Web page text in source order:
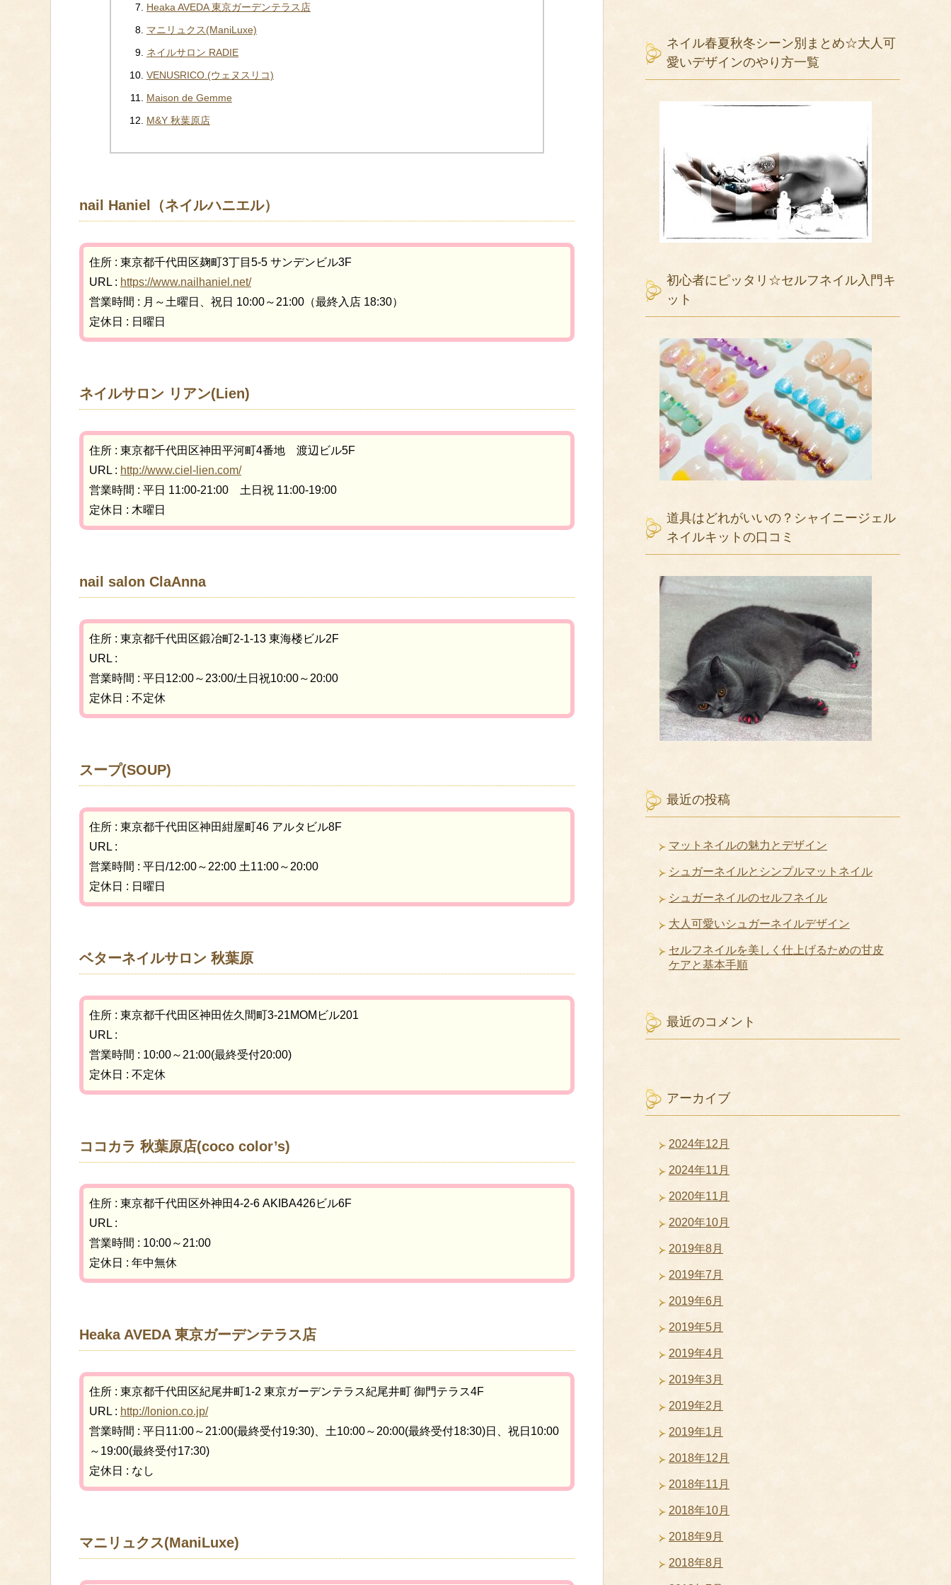
Heaka AVEDA 東京ガーデンテラス店
マニリュクス(ManiLuxe)
ネイルサロン RADIE
VENUSRICO.(ウェヌスリコ)
Maison de Gemme
M&Y 秋葉原店
nail Haniel（ネイルハニエル）
住所 : 東京都千代田区麹町3丁目5-5 サンデンビル3F
URL : https://www.nailhaniel.net/
営業時間 : 月～土曜日、祝日 10:00～21:00（最終入店 18:30）
定休日 : 日曜日
ネイルサロン リアン(Lien)
住所 : 東京都千代田区神田平河町4番地 渡辺ビル5F
URL : http://www.ciel-lien.com/
営業時間 : 平日 11:00-21:00 土日祝 11:00-19:00
定休日 : 木曜日
nail salon ClaAnna
住所 : 東京都千代田区鍛冶町2-1-13 東海楼ビル2F
URL :
営業時間 : 平日12:00～23:00/土日祝10:00～20:00
定休日 : 不定休
スープ(SOUP)
住所 : 東京都千代田区神田紺屋町46 アルタビル8F
URL :
営業時間 : 平日/12:00～22:00 土11:00～20:00
定休日 : 日曜日
ベターネイルサロン 秋葉原
住所 : 東京都千代田区神田佐久間町3-21MOMビル201
URL :
営業時間 : 10:00～21:00(最終受付20:00)
定休日 : 不定休
ココカラ 秋葉原店(coco color’s)
住所 : 東京都千代田区外神田4-2-6 AKIBA426ビル6F
URL :
営業時間 : 10:00～21:00
定休日 : 年中無休
Heaka AVEDA 東京ガーデンテラス店
住所 : 東京都千代田区紀尾井町1-2 東京ガーデンテラス紀尾井町 御門テラス4F
URL : http://lonion.co.jp/
営業時間 : 平日11:00～21:00(最終受付19:30)、土10:00～20:00(最終受付18:30)日、祝日10:00
～19:00(最終受付17:30)
定休日 : なし
マニリュクス(ManiLuxe)
ネイル春夏秋冬シーン別まとめ☆大人可
愛いデザインのやり方一覧
初心者にピッタリ☆セルフネイル入門キ
ット
道具はどれがいいの？シャイニージェル
ネイルキットの口コミ
最近の投稿
マットネイルの魅力とデザイン
シュガーネイルとシンプルマットネイル
シュガーネイルのセルフネイル
大人可愛いシュガーネイルデザイン
セルフネイルを美しく仕上げるための甘皮
ケアと基本手順
最近のコメント
アーカイブ
2024年12月
2024年11月
2020年11月
2020年10月
2019年8月
2019年7月
2019年6月
2019年5月
2019年4月
2019年3月
2019年2月
2019年1月
2018年12月
2018年11月
2018年10月
2018年9月
2018年8月